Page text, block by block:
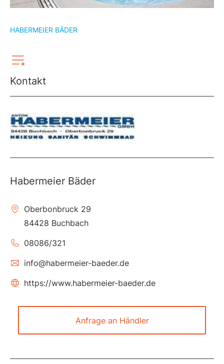
HABERMEIER BÄDER
Kontakt
Habermeier Bäder
Oberbonbruck 29
84428 Buchbach
08086/321
info@habermeier-baeder.de
https://www.habermeier-baeder.de
Anfrage an Händler